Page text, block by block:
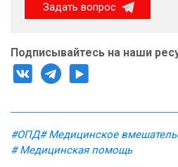
Задать вопрос
Подписывайтесь на наши
#ОПД# Медицинское
# Медицинская помощь